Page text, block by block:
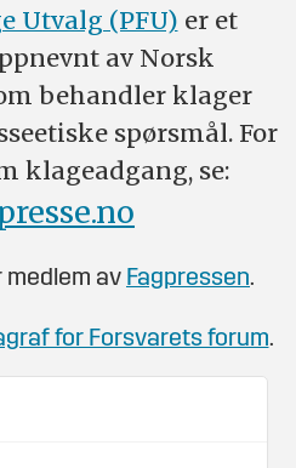
Utvalg (PFU) er et
av Norsk
behandler klager
spørsmål. For
klageadgang, se:
medlem av Fagpressen.
for Forsvarets forum.